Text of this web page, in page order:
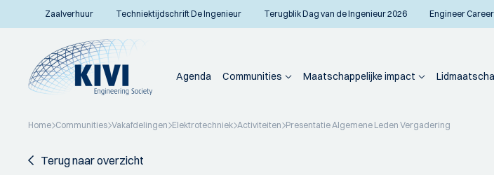
Zaalverhuur Techniektijdschrift De Ingenieur Terugblik Dag van de Ingenieur 2026 Engineer
Agenda Communities Maatschappelijke impact
Home Communities Vakafdelingen Elektrotechniek Activiteiten Presentatie Algemene Leden Vergadering
Terug naar overzicht